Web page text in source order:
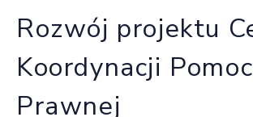
Rozwój projektu
Koordynacji
Prawnej